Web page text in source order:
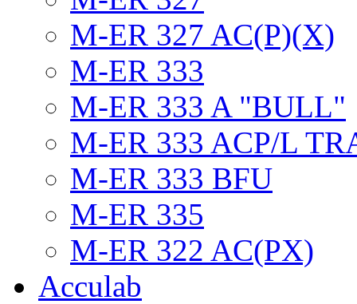
M-ER 327 AC(P)(X)
M-ER 333
M-ER 333 A "BULL"
M-ER 333 ACP/L
M-ER 333 BFU
M-ER 335
M-ER 322 AC(PX)
Acculab